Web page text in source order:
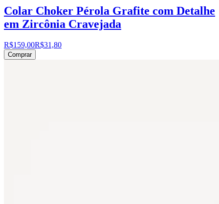
Colar Choker Pérola Grafite com Detalhe
em Zircônia Cravejada
R$159,00R$31,80
Comprar